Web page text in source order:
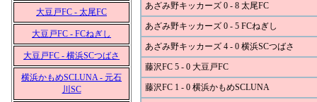
大豆戸FC - 太尾FC
大豆戸FC - FCねぎし
大豆戸FC - 横浜SCつばさ
横浜かもめSCLUNA - 元石
川SC
あざみ野キッカーズ 0 - 8 太尾FC
あざみ野キッカーズ 0 - 5 FCねぎし
あざみ野キッカーズ 4 - 0 横浜SCつばさ
藤沢FC 5 - 0 大豆戸FC
藤沢FC 1 - 0 横浜かもめSCLUNA